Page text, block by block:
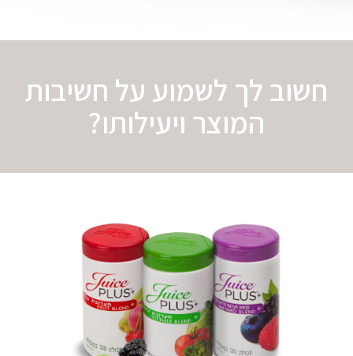
חשוב לך לשמוע על חשיבות
המוצר ויעילותו?